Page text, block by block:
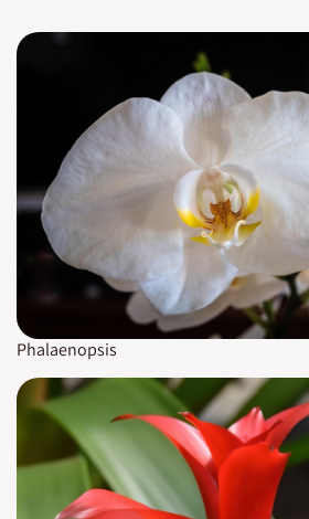
Phalaenopsis